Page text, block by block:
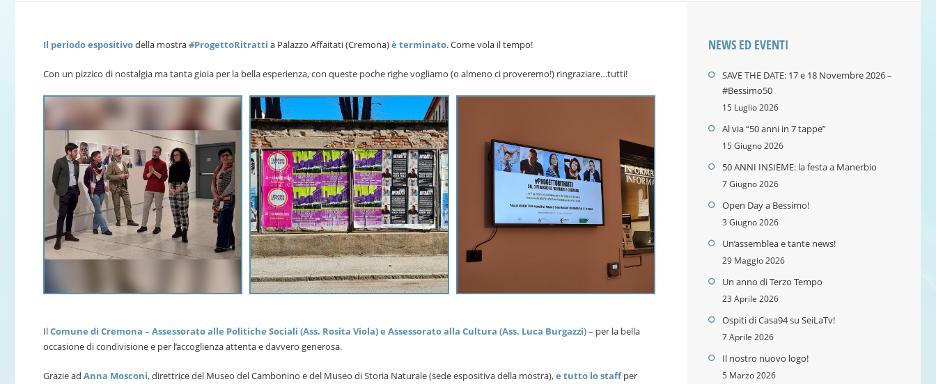
Il periodo espositivodella mostra#ProgettoRitratti a Palazzo Affaitati (Cremona)è terminato. Come vola il tempo!
Con un pizzico di nostalgia ma tanta gioia per la bella esperienza, con queste poche righe vogliamo (o almeno ci proveremo!) ringraziare…tutti!
IlComune di Cremona – Assessorato alle Politiche Sociali (Ass. Rosita Viola) e Assessorato alla Cultura (Ass. Luca Burgazzi)– per la bella
occasione di condivisione e per l’accoglienza attenta e davvero generosa.
Grazie ad Anna Mosconi, direttrice del Museo del Cambonino e del Museo di Storia Naturale (sede espositiva della mostra),e tutto lo staffper
NEWS ED EVENTI
SAVE THE DATE: 17 e 18 Novembre 2026 –
#Bessimo50
15 Luglio 2026
Al via “50 anni in 7 tappe”
15 Giugno 2026
50 ANNI INSIEME: la festa a Manerbio
7 Giugno 2026
Open Day a Bessimo!
3 Giugno 2026
Un’assemblea e tante news!
29 Maggio 2026
Un anno di Terzo Tempo
23 Aprile 2026
Ospiti di Casa94 su SeiLaTv!
7 Aprile 2026
Il nostro nuovo logo!
5 Marzo 2026